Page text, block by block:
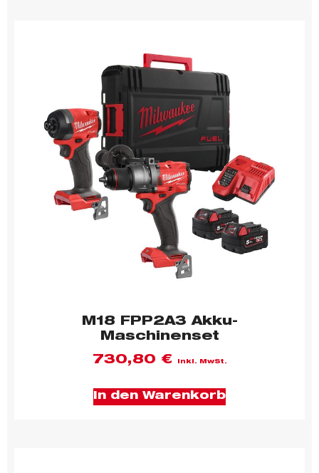
M18 FPP2A3 Akku-
Maschinenset
730,80 € inkl. MwSt.
In den Warenkorb